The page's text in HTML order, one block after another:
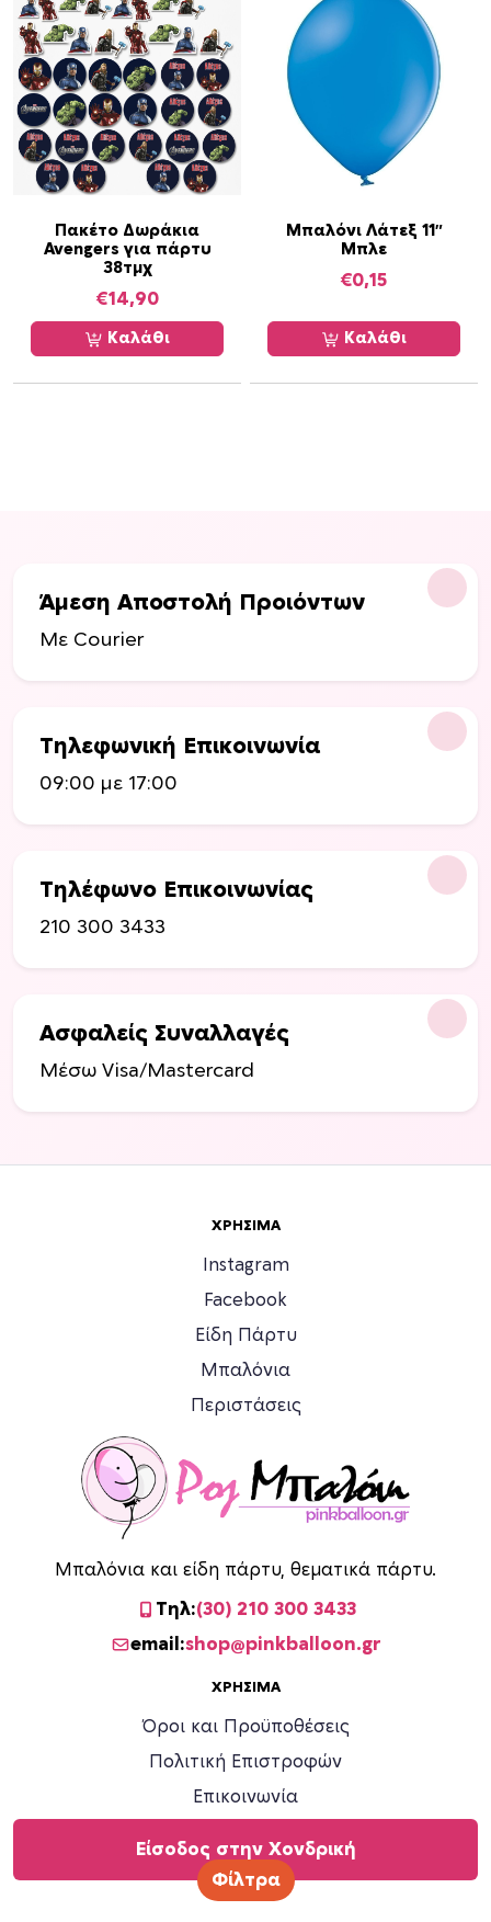
Πακέτο Δωράκια
Avengers για πάρτυ
38τμχ
€14,90
Καλάθι
Μπαλόνι Λάτεξ 11″
Μπλε
€0,15
Καλάθι
Φίλτρα
Άμεση Αποστολή Προιόντων
Με Courier
Τηλεφωνική Επικοινωνία
09:00 με 17:00
Τηλέφωνο Επικοινωνίας
210 300 3433
Ασφαλείς Συναλλαγές
Μέσω Visa/Mastercard
ΧΡΉΣΙΜΑ
Instagram
Facebook
Είδη Πάρτυ
Μπαλόνια
Περιστάσεις
Μπαλόνια και είδη πάρτυ, θεματικά πάρτυ.
Τηλ:(30) 210 300 3433
email:shop@pinkballoon.gr
ΧΡΉΣΙΜΑ
Όροι και Προϋποθέσεις
Πολιτική Επιστροφών
Επικοινωνία
Είσοδος στην Χονδρική